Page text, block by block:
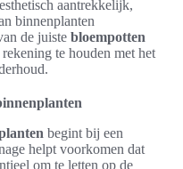
aantrekkelijk,
binnenplanten
de juiste bloempotten
te houden met het
begint bij een
helpt voorkomen dat
om te letten op de